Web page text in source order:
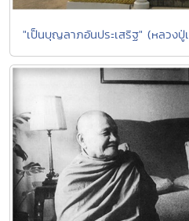
"เป็นบุญลาภอันประเสริฐ" (หลวง